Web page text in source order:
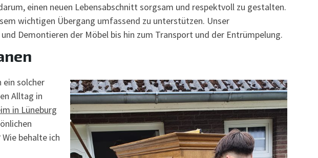
einen neuen Lebensabschnitt sorgsam und respektvoll zu gestalten.
wichtigen Übergang umfassend zu unterstützen. Unser
Demontieren der Möbel bis hin zum Transport und der Entrümpelung.
ein solcher
Alltag in
in Lüneburg
behalte ich